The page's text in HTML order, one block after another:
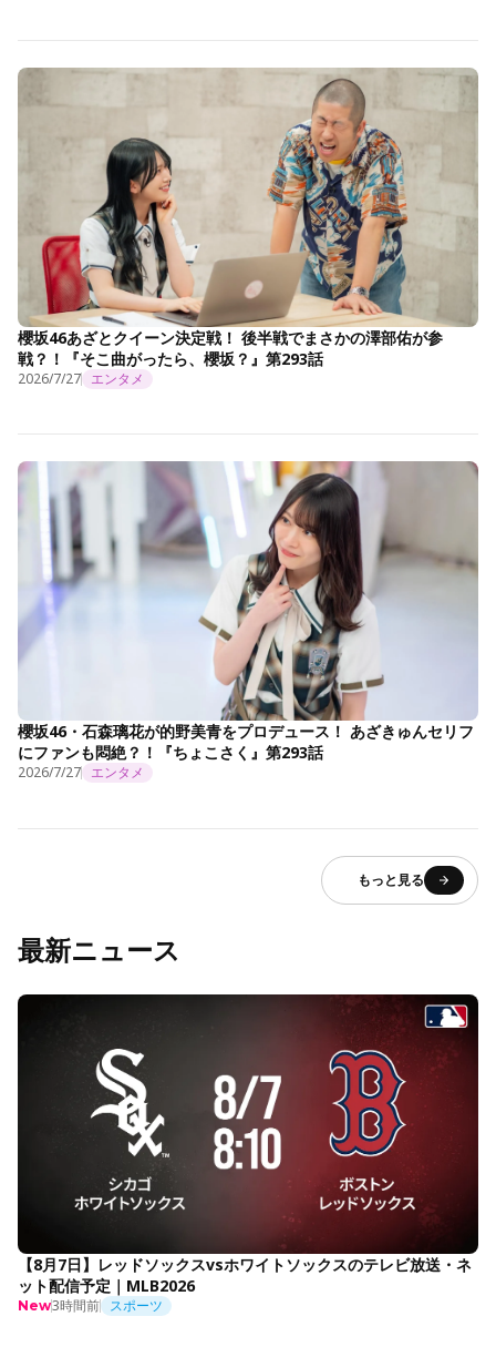
櫻坂46あざとクイーン決定戦！ 後半戦でまさかの澤部佑が参
戦？！『そこ曲がったら、櫻坂？』第293話
2026/7/27 エンタメ
櫻坂46・石森璃花が的野美青をプロデュース！ あざきゅんセリフ
にファンも悶絶？！『ちょこさく』第293話
2026/7/27 エンタメ
もっと見る
最新ニュース
【8月7日】レッドソックスvsホワイトソックスのテレビ放送・ネ
ット配信予定｜MLB2026
New3時間前 スポーツ